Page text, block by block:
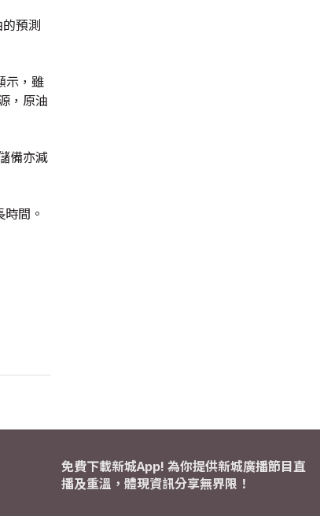
預測
示，雖
，原油
備亦減
間。
免費下載新城App! 為你提供新城廣播節目直
播及重溫，體現資訊分享無界限！